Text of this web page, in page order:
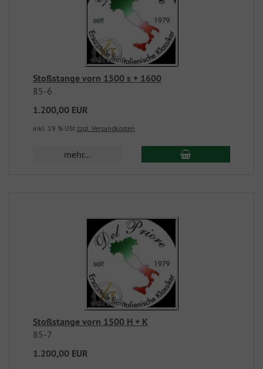
Stoßstange vorn 1500 s + 1600
85-6
1.200,00 EUR
inkl. 19 % USt zzgl. Versandkosten
mehr...
Stoßstange vorn 1500 H + K
85-7
1.200,00 EUR